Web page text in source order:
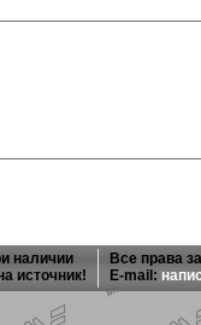
наличии
источник!
Все права
E-mail: